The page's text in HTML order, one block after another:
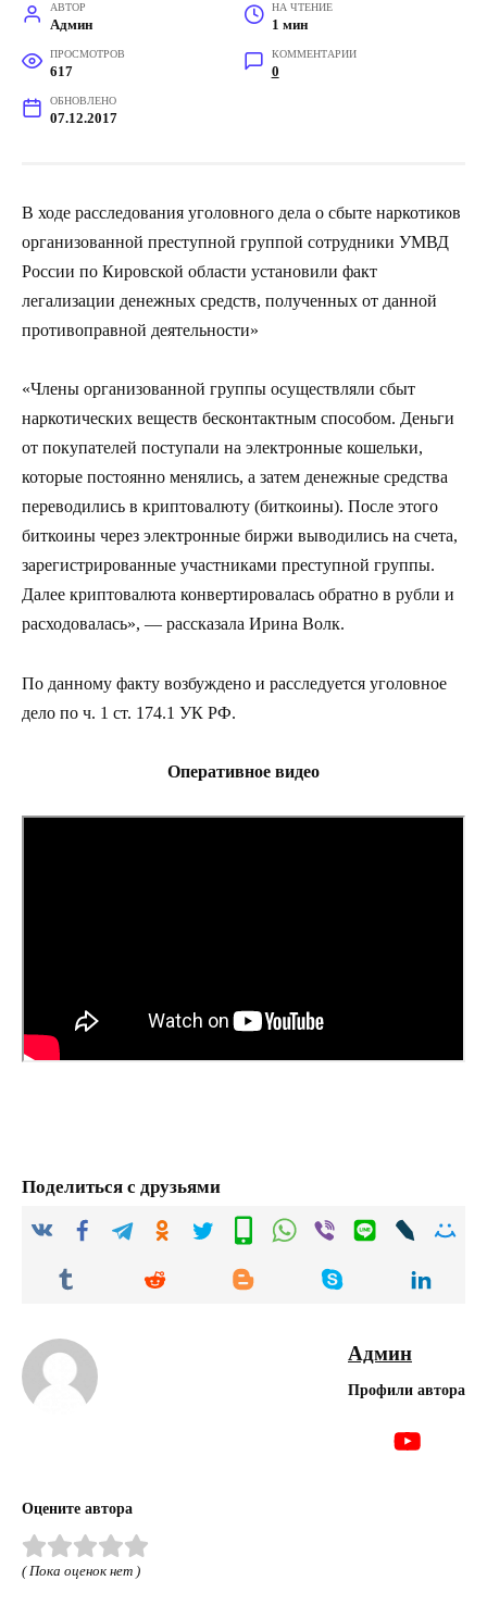
АВТОР
Админ
НА ЧТЕНИЕ
1 мин
ПРОСМОТРОВ
617
КОММЕНТАРИИ
0
ОБНОВЛЕНО
07.12.2017
В ходе расследования уголовного дела о сбыте наркотиков
организованной преступной группой сотрудники УМВД
России по Кировской области установили факт
легализации денежных средств, полученных от данной
противоправной деятельности»
«Члены организованной группы осуществляли сбыт
наркотических веществ бесконтактным способом. Деньги
от покупателей поступали на электронные кошельки,
которые постоянно менялись, а затем денежные средства
переводились в криптовалюту (биткоины). После этого
биткоины через электронные биржи выводились на счета,
зарегистрированные участниками преступной группы.
Далее криптовалюта конвертировалась обратно в рубли и
расходовалась», — рассказала Ирина Волк.
По данному факту возбуждено и расследуется уголовное
дело по ч. 1 ст. 174.1 УК РФ.
Оперативное видео
Поделиться с друзьями
Админ
Профили автора
Оцените автора
( Пока оценок нет )